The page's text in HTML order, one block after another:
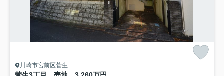
川崎市宮前区菅生